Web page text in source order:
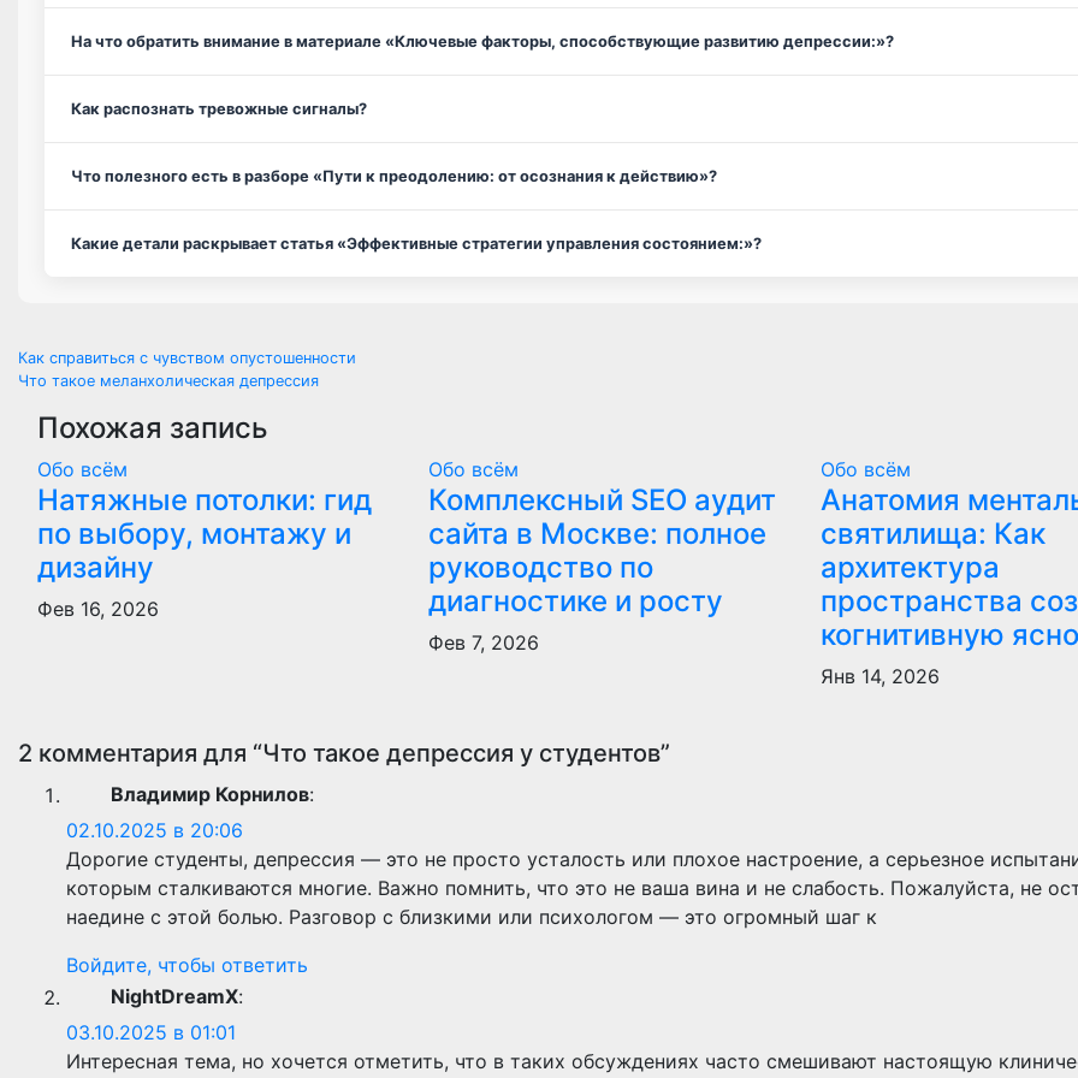
На что обратить внимание в материале «Ключевые факторы, способствующие развитию депрессии:»?
Как распознать тревожные сигналы?
Что полезного есть в разборе «Пути к преодолению: от осознания к действию»?
Какие детали раскрывает статья «Эффективные стратегии управления состоянием:»?
Навигация
по
записям
Как справиться с чувством опустошенности
Что такое меланхолическая депрессия
Похожая запись
Обо всём
Натяжные потолки: гид
по выбору, монтажу и
дизайну
Фев 16, 2026
Обо всём
Комплексный SEO аудит
сайта в Москве: полное
руководство по
диагностике и росту
Фев 7, 2026
Обо всём
Анатомия
святилища: Как
архитектура
пространства
когнитивную
Янв 14, 2026
2 комментария для “Что такое депрессия у студентов”
Владимир Корнилов:
02.10.2025 в 20:06
Дорогие студенты, депрессия — это не просто усталость или плохое настроение, а серьезное
которым сталкиваются многие. Важно помнить, что это не ваша вина и не слабость. Пожалуйста, не
наедине с этой болью. Разговор с близкими или психологом — это огромный шаг к
Войдите, чтобы ответить
NightDreamX:
03.10.2025 в 01:01
Интересная тема, но хочется отметить, что в таких обсуждениях часто смешивают настоящую